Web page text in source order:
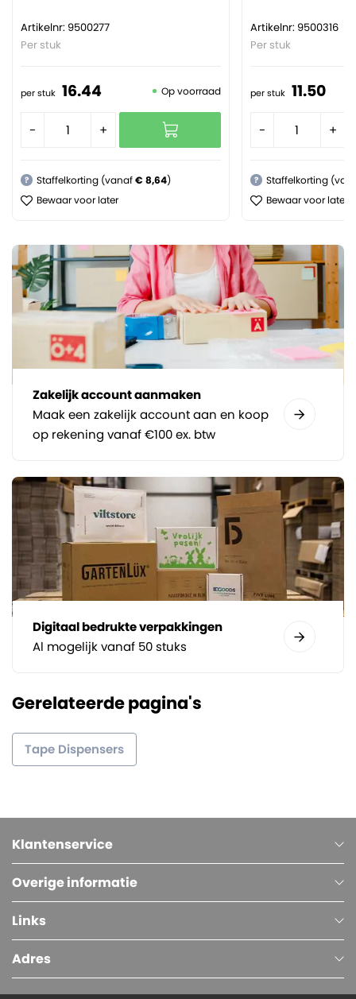
Artikelnr: 9500277
Per stuk
per stuk 16.44 Op voorraad
- +
? Staffelkorting (vanaf€ 8,64)
Bewaar voor later
Artikelnr: 9500316
Per stuk
per stuk 11.50
- +
?
Staffelkorting
Bewaar voor later
Zakelijk account aanmaken
Maak een zakelijk account aan en koop
op rekening vanaf €100 ex. btw
Digitaal bedrukte verpakkingen
Al mogelijk vanaf 50 stuks
Gerelateerde pagina's
Tape Dispensers
Klantenservice
Overige informatie
Links
Adres